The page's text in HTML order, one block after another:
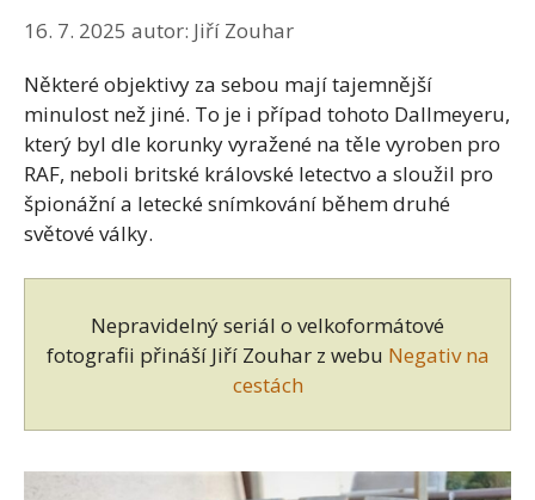
16. 7. 2025 autor: Jiří Zouhar
Některé objektivy za sebou mají tajemnější
minulost než jiné. To je i případ tohoto Dallmeyeru,
který byl dle korunky vyražené na těle vyroben pro
RAF, neboli britské královské letectvo a sloužil pro
špionážní a letecké snímkování během druhé
světové války.
Nepravidelný seriál o velkoformátové
fotografii přináší Jiří Zouhar z webu Negativ na
cestách